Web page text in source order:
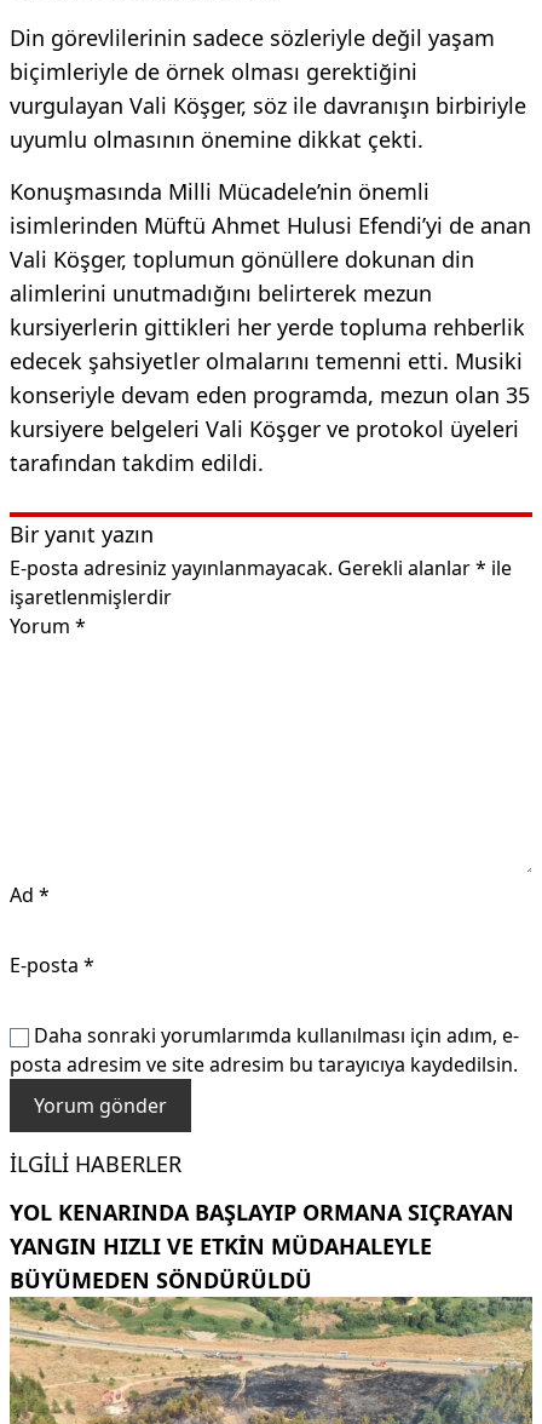
Din görevlilerinin sadece sözleriyle değil yaşam
biçimleriyle de örnek olması gerektiğini
vurgulayan Vali Köşger, söz ile davranışın birbiriyle
uyumlu olmasının önemine dikkat çekti.
Konuşmasında Milli Mücadele’nin önemli
isimlerinden Müftü Ahmet Hulusi Efendi’yi de anan
Vali Köşger, toplumun gönüllere dokunan din
alimlerini unutmadığını belirterek mezun
kursiyerlerin gittikleri her yerde topluma rehberlik
edecek şahsiyetler olmalarını temenni etti. Musiki
konseriyle devam eden programda, mezun olan 35
kursiyere belgeleri Vali Köşger ve protokol üyeleri
tarafından takdim edildi.
Bir yanıt yazın
E-posta adresiniz yayınlanmayacak. Gerekli alanlar* ile
işaretlenmişlerdir
Yorum *
Ad *
E-posta *
Daha sonraki yorumlarımda kullanılması için adım, e-
posta adresim ve site adresim bu tarayıcıya kaydedilsin.
İLGILI HABERLER
YOL KENARINDA BAŞLAYIP ORMANA SIÇRAYAN
YANGIN HIZLI VE ETKIN MÜDAHALEYLE
BÜYÜMEDEN SÖNDÜRÜLDÜ